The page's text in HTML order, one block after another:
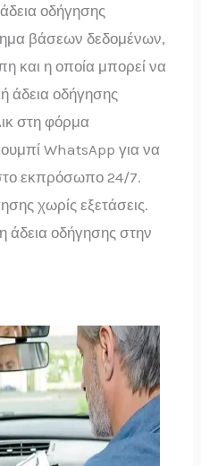
οδήγησης
βάσεων δεδομένων,
και η οποία μπορεί να
άδεια οδήγησης
στη φόρμα
WhatsApp για να
εκπρόσωπο 24/7.
χωρίς εξετάσεις.
οδήγησης στην